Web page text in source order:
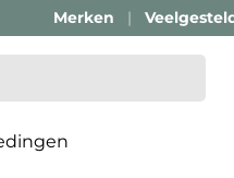
Merken